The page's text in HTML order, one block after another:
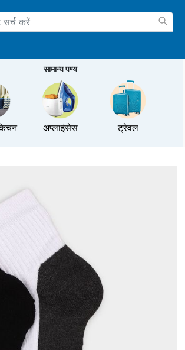
सामान्य पण्य
अप्लाइंसेस ट्रेवल